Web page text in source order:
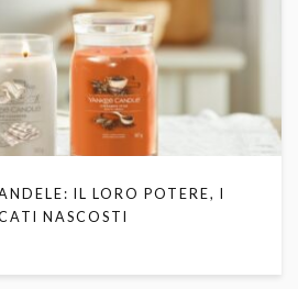
IL LORO POTERE, I
NASCOSTI